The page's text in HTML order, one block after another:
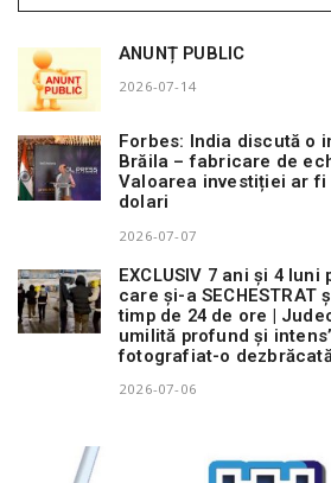
ANUNȚ PUBLIC
2026-07-14
Forbes: India discută o
Brăila – fabricare de
Valoarea investiției ar fi
dolari
2026-07-07
EXCLUSIV 7 ani și 4
care și-a SECHESTRAT
timp de 24 de ore |
umilită profund și
fotografiat-o
2026-07-06